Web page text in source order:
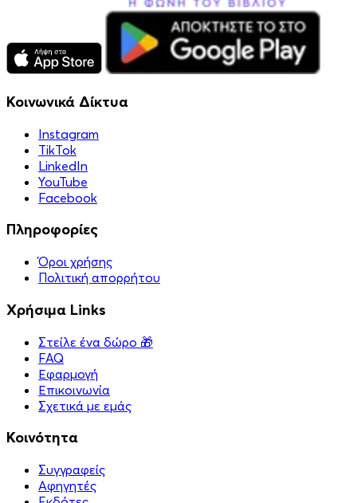
Κοινωνικά Δίκτυα
Instagram
TikTok
LinkedIn
YouTube
Facebook
Πληροφορίες
Όροι χρήσης
Πολιτική απορρήτου
Χρήσιμα Links
Στείλε ένα δώρο 🎁
FAQ
Εφαρμογή
Επικοινωνία
Σχετικά με εμάς
Κοινότητα
Συγγραφείς
Αφηγητές